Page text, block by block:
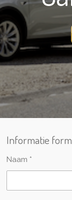
Informatie
Naam *